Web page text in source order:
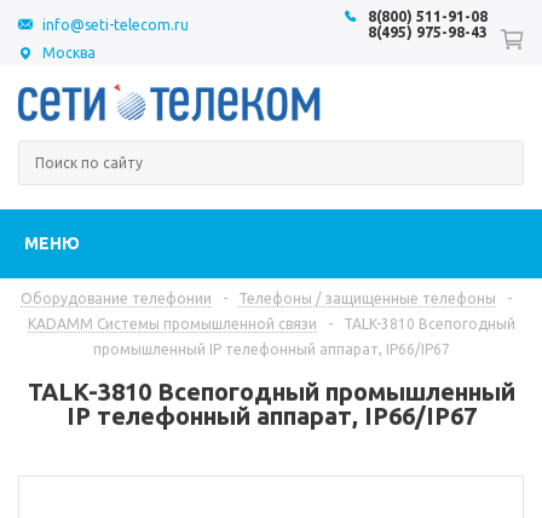
Москва
8(800) 511-91-08
8(495) 975-98-43
info@seti-telecom.ru
МЕНЮ
Оборудование телефонии - Телефоны / защищенные телефоны
-
KADAMM Системы промышленной связи
-
TALK-3810 Всепогодный
промышленный IP телефонный аппарат, IP66/IP67
TALK-3810 Всепогодный промышленный
IP телефонный аппарат, IP66/IP67